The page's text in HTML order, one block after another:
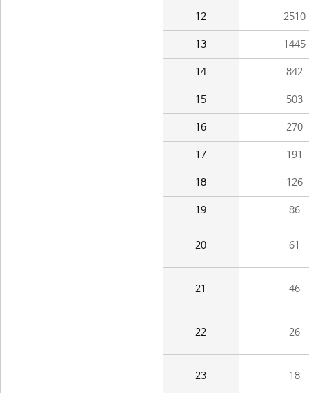
12 2510
13 1445
14 842
15 503
16 270
17 191
18 126
19 86
20 61
21 46
22 26
23 18